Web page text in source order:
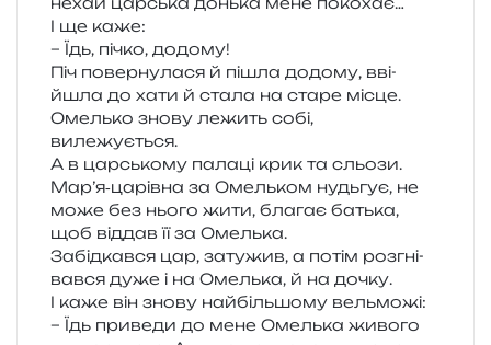
І ще каже:
– Їдь, пічко, додому!
Піч повер­ну­ла­ся й пішла додо­му, вві­
йшла до хати й стала на старе місце.
Омелько знову лежить собі,
вилежується.
А в цар­сько­му пала­ці крик та сльо­зи.
Мар’я‑царівна за Омельком нудьгує, не
може без нього жити, бла­гає батька,
щоб від­дав її за Омелька.
Забідкався цар, зату­жив, а потім роз­гні­
вав­ся дуже і на Омелька, й на дочку.
І каже він знову най­біль­шо­му вельможі:
– Їдь при­ве­ди до мене Омелька живо­го